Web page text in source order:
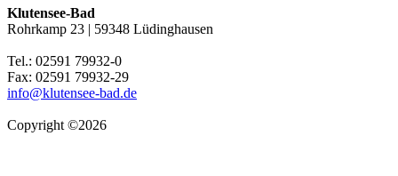
Klutensee-Bad
Rohrkamp 23 | 59348 Lüdinghausen
Tel.: 02591 79932-0
Fax: 02591 79932-29
info@klutensee-bad.de
Copyright ©2026